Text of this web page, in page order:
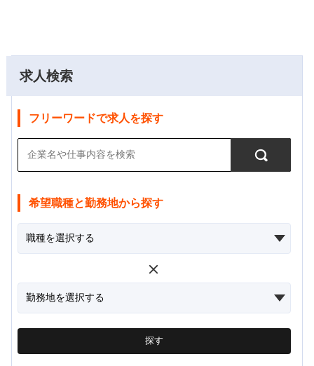
求人検索
フリーワードで求人を探す
希望職種と勤務地から探す
探す